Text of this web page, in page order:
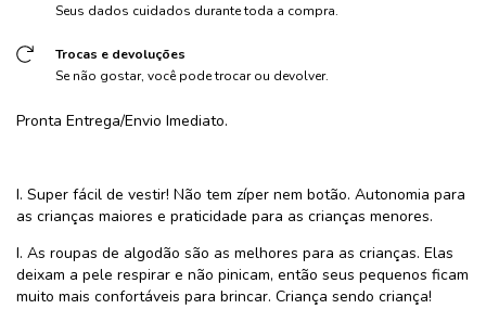
Seus dados cuidados durante toda a compra.
Trocas e devoluções
Se não gostar, você pode trocar ou devolver.
Pronta Entrega/Envio Imediato.
I. Super fácil de vestir! Não tem zíper nem botão. Autonomia para
as crianças maiores e praticidade para as crianças menores.
I. As roupas de algodão são as melhores para as crianças. Elas
deixam a pele respirar e não pinicam, então seus pequenos ficam
muito mais confortáveis para brincar. Criança sendo criança!